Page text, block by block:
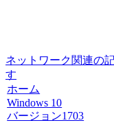
ネットワーク関連の
す
ホーム
Windows 10
バージョン1703